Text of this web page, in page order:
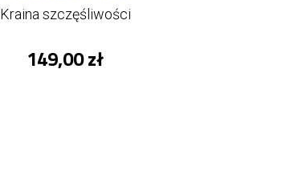
Kraina szczęśliwości
149,00 zł